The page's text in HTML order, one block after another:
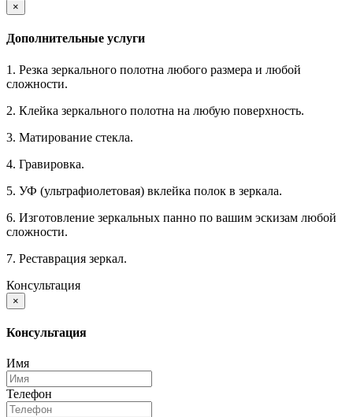
×
Дополнительные услуги
1. Резка зеркального полотна любого размера и любой
сложности.
2. Клейка зеркального полотна на любую поверхность.
3. Матирование стекла.
4. Гравировка.
5. УФ (ультрафиолетовая) вклейка полок в зеркала.
6. Изготовление зеркальных панно по вашим эскизам любой
сложности.
7. Реставрация зеркал.
Консультация
×
Консультация
Имя
Телефон